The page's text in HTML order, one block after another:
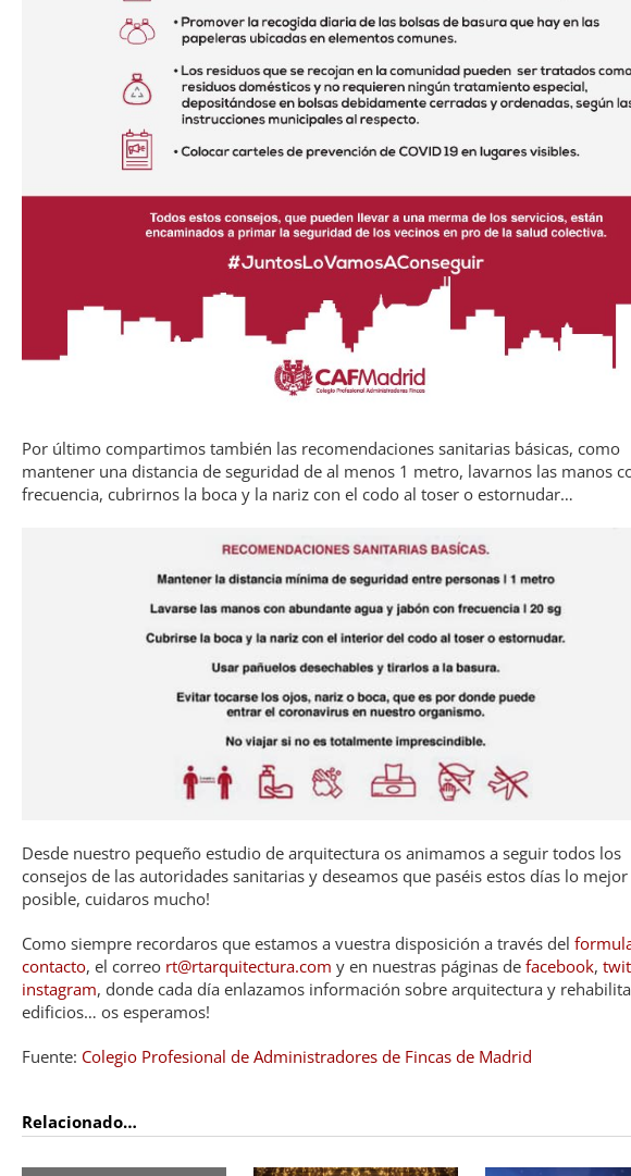
Por último compartimos también las recomendaciones sanitarias básicas, como
mantener una distancia de seguridad de al menos 1 metro, lavarnos las manos
frecuencia, cubrirnos la boca y la nariz con el codo al toser o estornudar…
Desde nuestro pequeño estudio de arquitectura os animamos a seguir todos los
consejos de las autoridades sanitarias y deseamos que paséis estos días lo mejor
posible, cuidaros mucho!
Como siempre recordaros que estamos a vuestra disposición a través del
contacto, el correo rt@rtarquitectura.com y en nuestras páginas de facebook,
instagram, donde cada día enlazamos información sobre arquitectura y
edificios… os esperamos!
Fuente: Colegio Profesional de Administradores de Fincas de Madrid
Relacionado…